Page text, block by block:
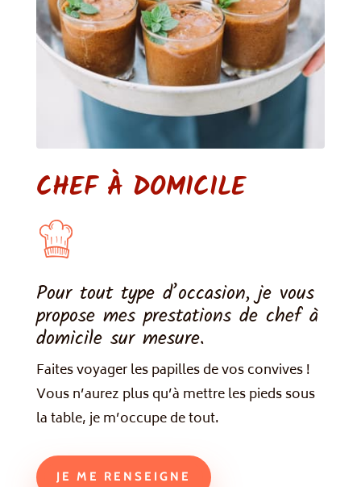
CHEF À DOMICILE
Pour tout type d’occasion, je vous
propose mes prestations de chef à
domicile sur mesure.
Faites voyager les papilles de vos convives !
Vous n’aurez plus qu’à mettre les pieds sous
la table, je m’occupe de tout.
JE ME RENSEIGNE